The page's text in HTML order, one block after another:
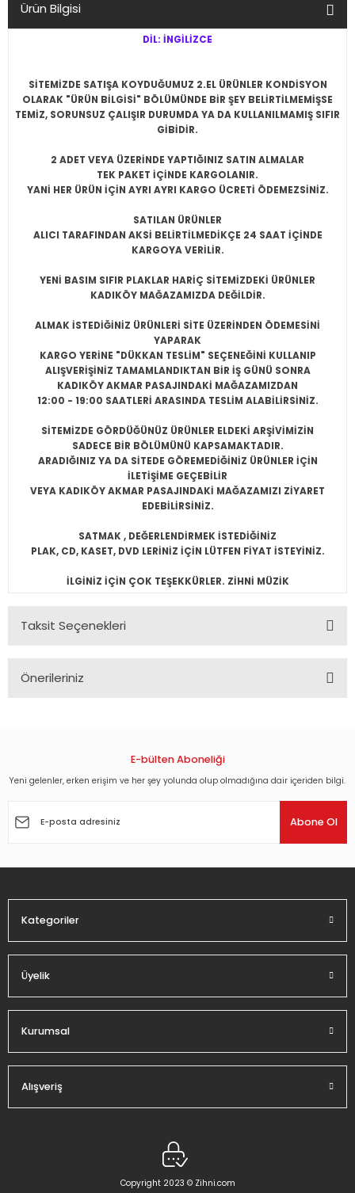
Ürün Bilgisi
DİL: İNGİLİZCE
SİTEMİZDE SATIŞA KOYDUĞUMUZ 2.EL ÜRÜNLER KONDİSYON
OLARAK "ÜRÜN BİLGİSİ" BÖLÜMÜNDE BİR ŞEY BELİRTİLMEMİŞSE
TEMİZ, SORUNSUZ ÇALIŞIR DURUMDA YA DA KULLANILMAMIŞ SIFIR
GİBİDİR.
2 ADET VEYA ÜZERİNDE YAPTIĞINIZ SATIN ALMALAR
TEK PAKET İÇİNDE KARGOLANIR.
YANİ HER ÜRÜN İÇİN AYRI AYRI KARGO ÜCRETİ ÖDEMEZSİNİZ.
SATILAN ÜRÜNLER
ALICI TARAFINDAN AKSİ BELİRTİLMEDİKÇE 24 SAAT İÇİNDE
KARGOYA VERİLİR.
YENİ BASIM SIFIR PLAKLAR HARİÇ SİTEMİZDEKİ ÜRÜNLER
KADIKÖY MAĞAZAMIZDA DEĞİLDİR.
ALMAK İSTEDİĞİNİZ ÜRÜNLERİ SİTE ÜZERİNDEN ÖDEMESİNİ
YAPARAK
KARGO YERİNE "DÜKKAN TESLİM" SEÇENEĞİNİ KULLANIP
ALIŞVERİŞİNİZ TAMAMLANDIKTAN BİR İŞ GÜNÜ SONRA
KADIKÖY AKMAR PASAJINDAKİ MAĞAZAMIZDAN
12:00 - 19:00 SAATLERİ ARASINDA TESLİM ALABİLİRSİNİZ.
SİTEMİZDE GÖRDÜĞÜNÜZ ÜRÜNLER ELDEKİ ARŞİVİMİZİN
SADECE BİR BÖLÜMÜNÜ KAPSAMAKTADIR.
ARADIĞINIZ YA DA SİTEDE GÖREMEDİĞİNİZ ÜRÜNLER İÇİN
İLETİŞİME GEÇEBİLİR
VEYA KADIKÖY AKMAR PASAJINDAKİ MAĞAZAMIZI ZİYARET
EDEBİLİRSİNİZ.
SATMAK , DEĞERLENDİRMEK İSTEDİĞİNİZ
PLAK, CD, KASET, DVD LERİNİZ İÇİN LÜTFEN FİYAT İSTEYİNİZ.
İLGİNİZ İÇİN ÇOK TEŞEKKÜRLER. ZİHNİ MÜZİK
Taksit Seçenekleri
Önerileriniz
Görüş ve önerileriniz için teşekkür ederiz.
Ürün açıklamasında eksik bilgiler bulunuyor.
E-bülten Aboneliği
Yeni gelenler, erken erişim ve her şey yolunda olup olmadığına dair içeriden bilgi.
Abone Ol
Kategoriler
Üyelik
Kurumsal
Alışveriş
Copyright 2023 © Zihni.com